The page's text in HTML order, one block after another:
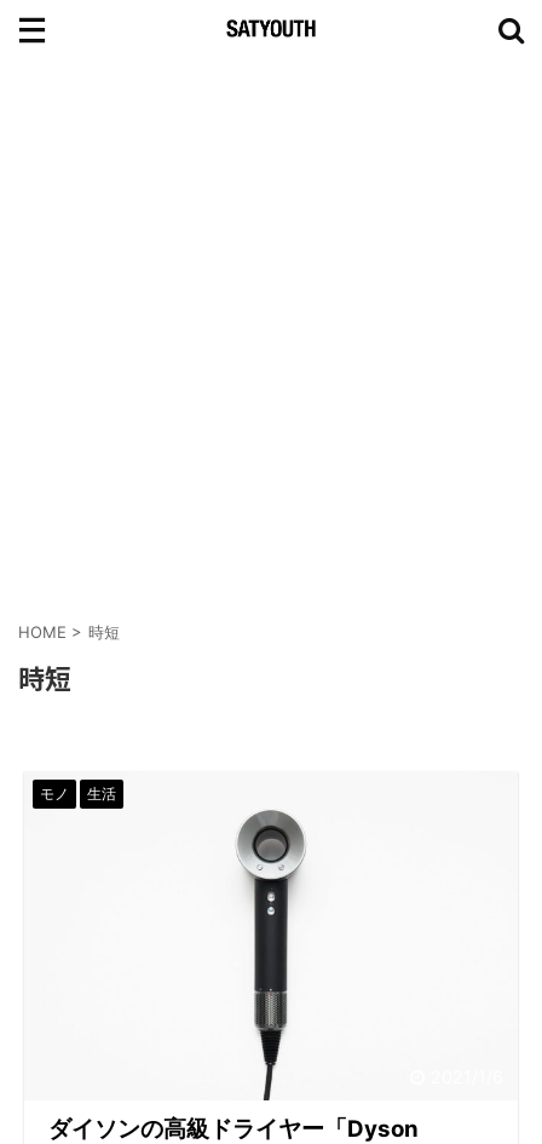
HOME > 時短
時短
モノ 生活
ダイソンの高級ドライヤー「Dyson